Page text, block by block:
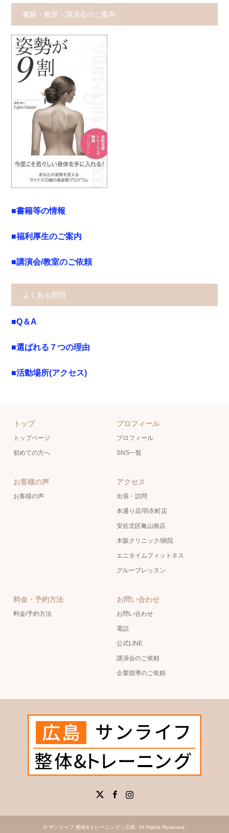
書籍・教室・講演会のご案内
■書籍等の情報
■福利厚生のご案内
■講演会/教室のご依頼
よくある質問
■Q＆A
■選ばれる７つの理由
■活動場所(アクセス)
トップ
トップページ
初めての方へ
プロフィール
プロフィール
SNS一覧
お客様の声
お客様の声
アクセス
出張・訪問
本通り店/羽衣町店
安佐北区亀山南店
木阪クリニック/病院
エニタイムフィットネス
グループレッスン
料金・予約方法
料金/予約方法
お問い合わせ
お問い合わせ
電話
公式LINE
講演会のご依頼
企業指導のご依頼
© サンライフ 整体&トレーニング｜広島. All Rights Reserved.